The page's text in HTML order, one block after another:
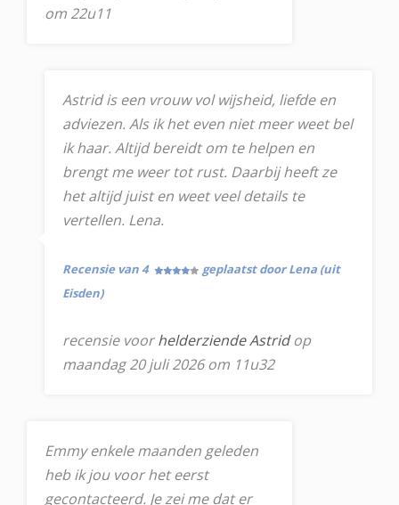
om 22u11
Astrid is een vrouw vol wijsheid, liefde en
adviezen. Als ik het even niet meer weet bel
ik haar. Altijd bereidt om te helpen en
brengt me weer tot rust. Daarbij heeft ze
het altijd juist en weet veel details te
vertellen. Lena.
Recensie van 4
geplaatst door Lena (uit
Eisden)
recensie voorhelderziende Astridop
maandag 20 juli 2026 om 11u32
Emmy enkele maanden geleden
heb ik jou voor het eerst
gecontacteerd. Je zei me dat er